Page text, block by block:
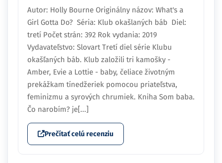
Autor: Holly Bourne Originálny názov: What's a
Girl Gotta Do? Séria: Klub okašlaných báb Diel:
tretí Počet strán: 392 Rok vydania: 2019
Vydavateľstvo: Slovart Tretí diel série Klubu
okašľaných báb. Klub založili tri kamošky -
Amber, Evie a Lottie - baby, čeliace životným
prekážkam tínedžeriek pomocou priateľstva,
feminizmu a syrových chrumiek. Kniha Som baba.
Čo narobím? je[...]
Prečítať celú recenziu